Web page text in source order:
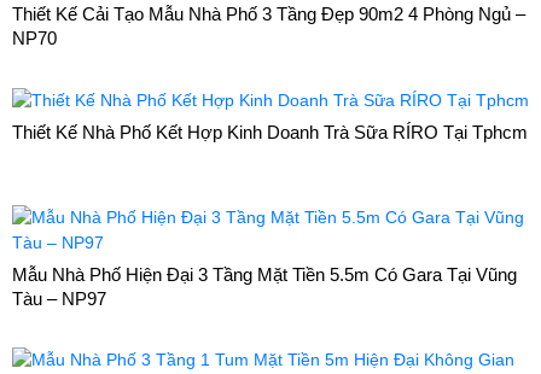
Thiết Kế Cải Tạo Mẫu Nhà Phố 3 Tầng Đẹp 90m2 4 Phòng Ngủ –
NP70
Thiết Kế Nhà Phố Kết Hợp Kinh Doanh Trà Sữa RÍRO Tại Tphcm
Mẫu Nhà Phố Hiện Đại 3 Tầng Mặt Tiền 5.5m Có Gara Tại Vũng
Tàu – NP97